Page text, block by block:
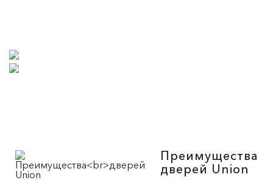
Преимущества
дверей Union